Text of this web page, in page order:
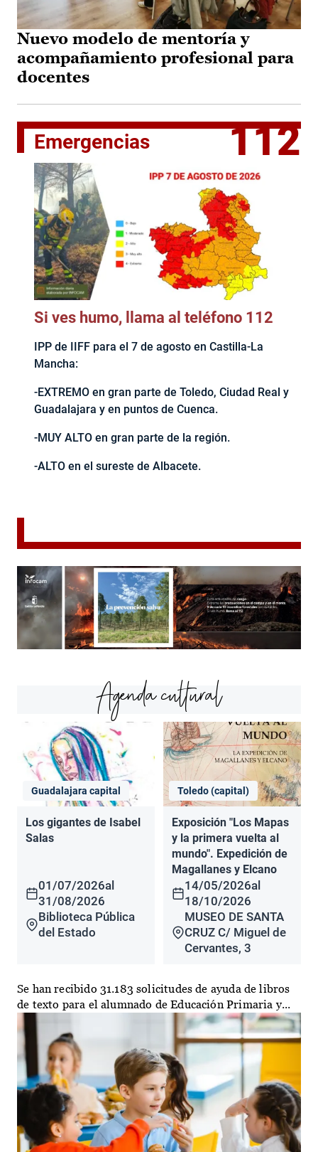
Nuevo modelo de mentoría y
acompañamiento profesional para
docentes
Emergencias 112
Si ves humo, llama al teléfono 112
IPP de IIFF para el 7 de agosto en Castilla-La
Mancha:
-EXTREMO en gran parte de Toledo, Ciudad Real y
Guadalajara y en puntos de Cuenca.
-MUY ALTO en gran parte de la región.
-ALTO en el sureste de Albacete.
Agenda cultural
Guadalajara capital
Los gigantes de Isabel
Salas
01/07/2026al
31/08/2026
Biblioteca Pública
del Estado
Toledo (capital)
Exposición "Los Mapas
y la primera vuelta al
mundo". Expedición de
Magallanes y Elcano
14/05/2026al
18/10/2026
MUSEO DE SANTA
CRUZ C/ Miguel de
Cervantes, 3
Se han recibido 31.183 solicitudes de ayuda de libros
de texto para el alumnado de Educación Primaria y...